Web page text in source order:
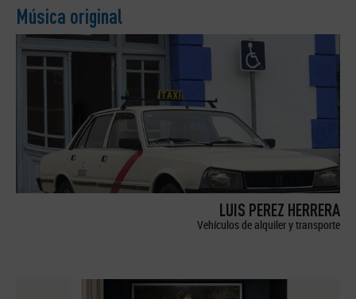
Música original
LUIS PEREZ HERRERA
Vehículos de alquiler y transporte